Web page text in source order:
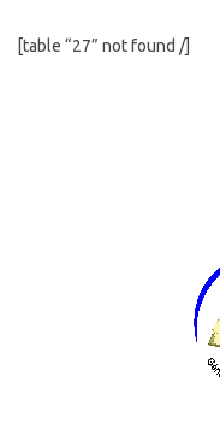
[table “27” not found /]